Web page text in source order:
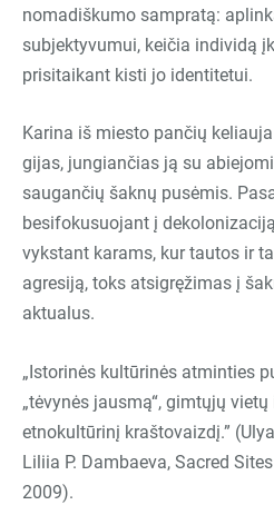
nomadiškumo sampratą:
subjektyvumui, keičia individą
prisitaikant kisti jo identitetui.
Karina iš miesto pančių
gijas, jungiančias ją su
saugančių šaknų pusėmis.
besifokusuojant į
vykstant karams, kur tautos ir
agresiją, toks atsigręžimas į
aktualus.
„Istorinės kultūrinės atminties
„tėvynės jausmą“, gimtųjų
etnokultūrinį kraštovaizdį.”
Liliia P. Dambaeva, Sacred
2009).